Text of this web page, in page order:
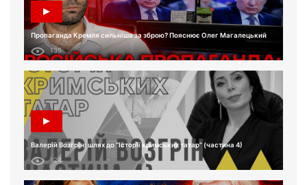
Пропаганда Кремля сильніша за зброю? Пояснює Олег Магалецький
135
Валерій Возгрін: шлях до “Історії кримських татар” (частина 4)
124